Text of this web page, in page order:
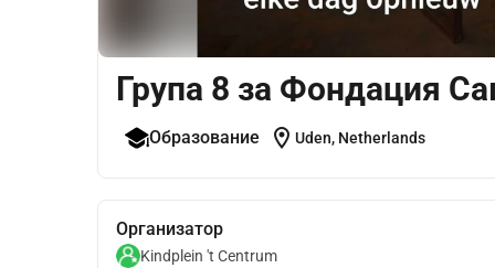
Група 8 за Фондация
Образование location_on Uden, Netherlands
Организатор
Kindplein 't Centrum